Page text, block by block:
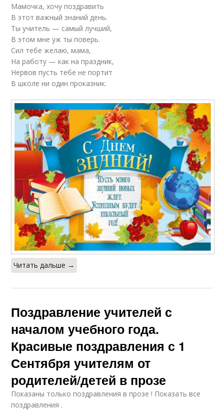
Мамочка, хочу поздравить
В этот важный знаний день.
Ты учитель — самый лучший,
В этом мне уж ты поверь.
Сил тебе желаю, мама,
На работу — как на праздник,
Нервов пусть тебе не портит
В школе ни один проказник.
Читать дальше →
Поздравление учителей с
началом учебного года.
Красивые поздравления с 1
Сентября учителям от
родителей/детей в прозе
Показаны только поздравления в прозе ! Показать все
поздравления .